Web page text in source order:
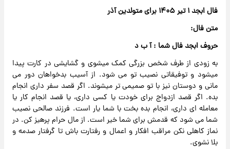
فال ابجد ۱ تیر ۱۴۰۵ برای متولدین آذر
متن فال:
حروف ابجد فال شما : آ ب د
به زودی از طرف شخص بزرگی کمک میشوی و گشایشی در کارت پیدا
میشود و توفیقاتی نصیب تو می شود. از آسیب بدخواهان دور می
مانی و دوستان نیز با تو صمیمی تر میشوند. اگر قصد سفر داری انجام
بده. اگر قصد ازدواج برای خودت یا کسی داری، یا قصد انجام کار یا
معامله ای داری، انجام بده بخت با شما یار است. فرزند صالحی نصیب
شما می شود که قدمش برای شما خیر است. از مال حرام پرهیز کن. در
نماز کاهلی نکن مراقب افکار و اعمال و رفتارت باش تا گرفتار صدمه و
بلا نشوی.